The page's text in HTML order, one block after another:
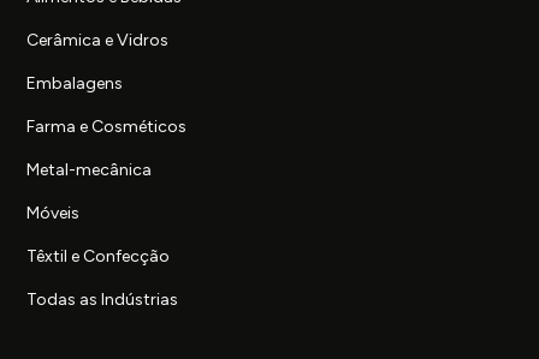
Cerâmica e Vidros
Embalagens
Farma e Cosméticos
Metal-mecânica
Móveis
Têxtil e Confecção
Todas as Indústrias